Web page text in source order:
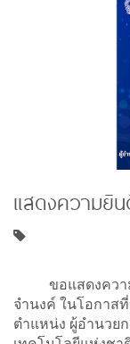
แสดงความยิ
ขอแสดงความ
จำนงค์ ในโอกาส
ตำแหน่ง ผู้อำนวย